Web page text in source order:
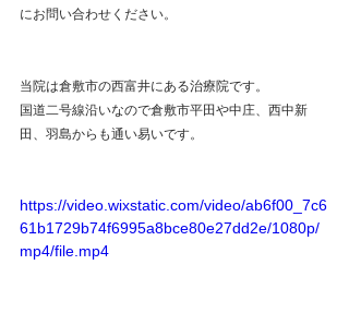
にお問い合わせください。
当院は倉敷市の西富井にある治療院です。
国道二号線沿いなので倉敷市平田や中庄、西中新
田、羽島からも通い易いです。
https://video.wixstatic.com/video/ab6f00_7c6
61b1729b74f6995a8bce80e27dd2e/1080p/
mp4/file.mp4